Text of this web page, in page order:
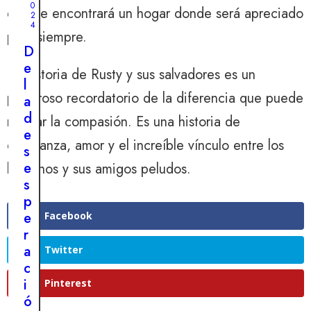
en que encontrará un hogar donde será apreciado
para siempre.
La historia de Rusty y sus salvadores es un
poderoso recordatorio de la diferencia que puede
marcar la compasión. Es una historia de
esperanza, amor y el increíble vínculo entre los
humanos y sus amigos peludos.
Facebook
Twitter
Pinterest
B
e
n
n
y
:
u
n
a
h
i
s
t
o
r
i
,
2
0
4
S
e
a
t
e
s
t
i
g
o
d
e
l
m
0
2
4
D
e
l
a
d
e
s
e
s
p
e
r
a
c
i
ó